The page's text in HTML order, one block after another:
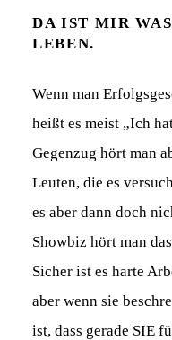
DA IST MIR
LEBEN.
Wenn man
heißt es meist „Ich
Gegenzug hört man
Leuten, die es
es aber dann doch
Showbiz hört man
Sicher ist es harte
aber wenn sie
ist, dass gerade SIE